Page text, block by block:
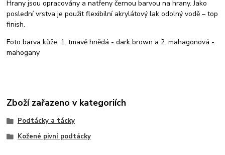
Hrany jsou opracovány a natřeny černou barvou na hrany. Jako
poslední vrstva je použit flexibilní akrylátový lak odolný vodě – top
finish.
Foto barva kůže: 1. tmavě hnědá - dark brown a 2. mahagonová -
mahogany
Zboží zařazeno v kategoriích
Podtácky a tácky
Kožené pivní podtácky